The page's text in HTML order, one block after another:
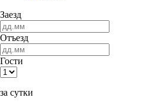
Заезд
Отъезд
Гости
за сутки